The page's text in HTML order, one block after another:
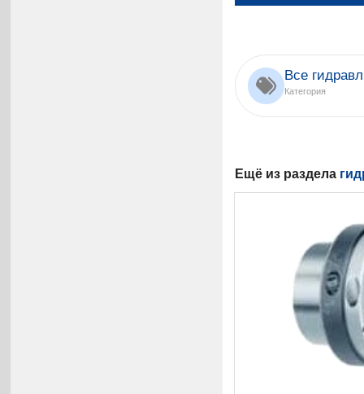
Все
Категория
Ещё из раздела